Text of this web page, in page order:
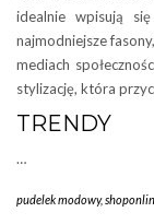
idealnie wpisują
najmodniejsze
mediach
stylizację, która
TRENDY
…
pudelek modowy,